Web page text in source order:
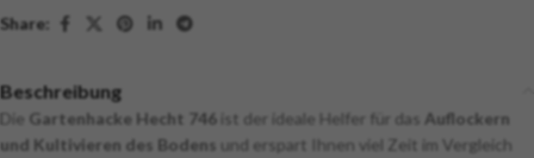
Share:
Beschreibung
Die Gartenhacke Hecht 746 ist der ideale Helfer für das Auflockern
und Kultivieren des Bodens und erspart Ihnen viel Zeit im Vergleich